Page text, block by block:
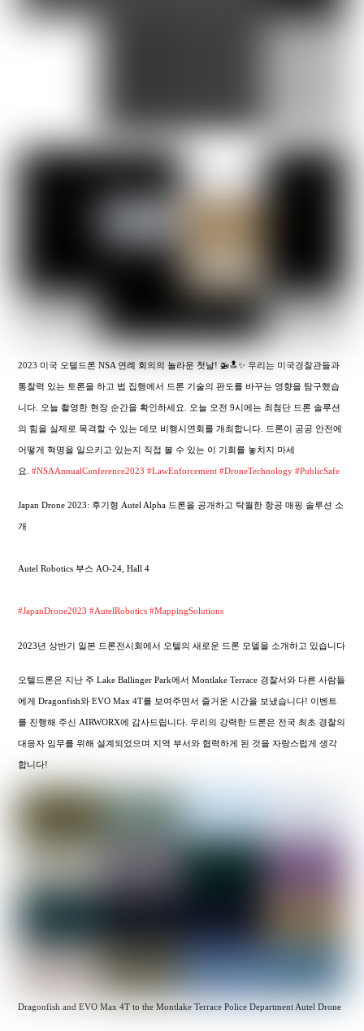
2023 미국 오텔드론 NSA 연례 회의의 놀라운 첫날! 🚁🔝✨ 우리는 미국경찰관들과
통찰력 있는 토론을 하고 법 집행에서 드론 기술의 판도를 바꾸는 영향을 탐구했습
니다. 오늘 촬영한 현장 순간을 확인하세요. 오늘 오전 9시에는 최첨단 드론 솔루션
의 힘을 실제로 목격할 수 있는 데모 비행시연회를 개최합니다. 드론이 공공 안전에
어떻게 혁명을 일으키고 있는지 직접 볼 수 있는 이 기회를 놓치지 마세
요.#NSAAnnualConference2023 #LawEnforcement #DroneTechnology #PublicSafe
Japan Drone 2023: 후기형 Autel Alpha 드론을 공개하고 탁월한 항공 매핑 솔루션 소
개
Autel Robotics 부스 AO-24, Hall 4
#JapanDrone2023#AutelRobotics#MappingSolutions
2023년 상반기 일본 드론전시회에서 오텔의 새로운 드론 모델을 소개하고 있습니다
오텔드론은 지난 주 Lake Ballinger Park에서 Montlake Terrace 경찰서와 다른 사람들
에게 Dragonfish와 EVO Max 4T를 보여주면서 즐거운 시간을 보냈습니다! 이벤트
를 진행해 주신 AIRWORX에 감사드립니다. 우리의 강력한 드론은 전국 최초 경찰의
대응자 임무를 위해 설계되었으며 지역 부서와 협력하게 된 것을 자랑스럽게 생각
합니다!
Dragonfish and EVO Max 4T to the Montlake Terrace Police Department Autel Drone